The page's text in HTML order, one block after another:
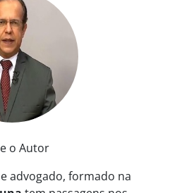
o Autor
advogado, formado na